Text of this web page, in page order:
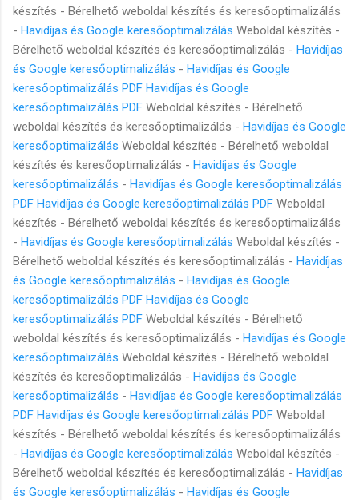
készítés - Bérelhető weboldal készítés és keresőoptimalizálás
- Havidíjas és Google keresőoptimalizálás Weboldal készítés -
Bérelhető weboldal készítés és keresőoptimalizálás - Havidíjas
és Google keresőoptimalizálás - Havidíjas és Google
keresőoptimalizálás PDF Havidíjas és Google
keresőoptimalizálás PDF Weboldal készítés - Bérelhető
weboldal készítés és keresőoptimalizálás - Havidíjas és Google
keresőoptimalizálás Weboldal készítés - Bérelhető weboldal
készítés és keresőoptimalizálás - Havidíjas és Google
keresőoptimalizálás - Havidíjas és Google keresőoptimalizálás
PDF Havidíjas és Google keresőoptimalizálás PDF Weboldal
készítés - Bérelhető weboldal készítés és keresőoptimalizálás
- Havidíjas és Google keresőoptimalizálás Weboldal készítés -
Bérelhető weboldal készítés és keresőoptimalizálás - Havidíjas
és Google keresőoptimalizálás - Havidíjas és Google
keresőoptimalizálás PDF Havidíjas és Google
keresőoptimalizálás PDF Weboldal készítés - Bérelhető
weboldal készítés és keresőoptimalizálás - Havidíjas és Google
keresőoptimalizálás Weboldal készítés - Bérelhető weboldal
készítés és keresőoptimalizálás - Havidíjas és Google
keresőoptimalizálás - Havidíjas és Google keresőoptimalizálás
PDF Havidíjas és Google keresőoptimalizálás PDF Weboldal
készítés - Bérelhető weboldal készítés és keresőoptimalizálás
- Havidíjas és Google keresőoptimalizálás Weboldal készítés -
Bérelhető weboldal készítés és keresőoptimalizálás - Havidíjas
és Google keresőoptimalizálás - Havidíjas és Google